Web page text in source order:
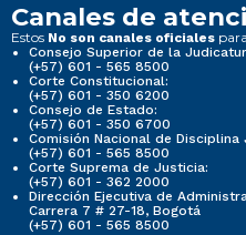
Canales de
Estos No son canales oficiales
Consejo Superior de la
(+57) 601 - 565 8500
Corte Constitucional:
(+57) 601 - 350 6200
Consejo de Estado:
(+57) 601 - 350 6700
Comisión Nacional de Disciplina
(+57) 601 - 565 8500
Corte Suprema de Justicia:
(+57) 601 - 362 2000
Dirección Ejecutiva de
Carrera 7 # 27-18, Bogotá
(+57) 601 - 565 8500